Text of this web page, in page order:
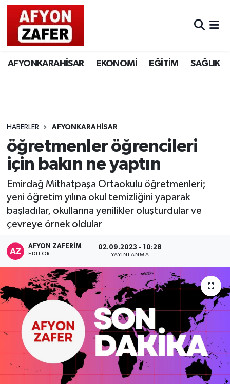
AFYONKARAHİSAR EKONOMİ EĞİTİM SAĞLIK
HABERLER AFYONKARAHİSAR
öğretmenler öğrencileri
için bakın ne yaptın
Emirdağ Mithatpaşa Ortaokulu öğretmenleri;
yeni öğretim yılına okul temizliğini yaparak
başladılar, okullarına yenilikler oluşturdular ve
çevreye örnek oldular
AFYON ZAFERİM
EDITÖR
02.09.2023 - 10:28
YAYINLANMA